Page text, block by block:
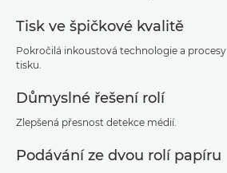
Tisk ve špičkové kvalitě
Pokročilá inkoustová technologie a procesy
tisku.
Důmyslné řešení rolí
Zlepšená přesnost detekce médií.
Podávání ze dvou rolí papíru